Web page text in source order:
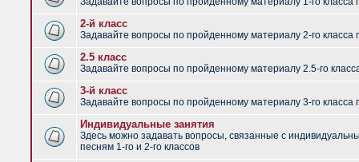
2-й класс
Задавайте вопросы по пройденному материалу 2-го класса
2.5 класс
Задавайте вопросы по пройденному материалу 2.5-го
3-й класс
Задавайте вопросы по пройденному материалу 3-го класса
Индивидуальные занятия
Здесь можно задавать вопросы, связанные с
песням 1-го и 2-го классов